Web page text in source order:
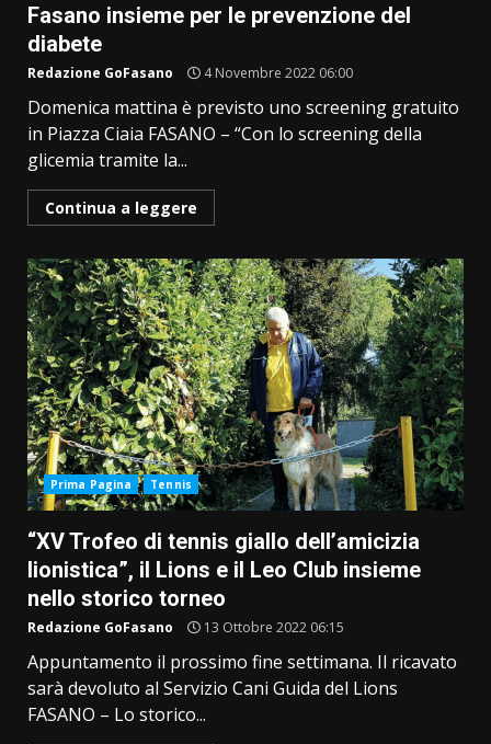
Fasano insieme per le prevenzione del
diabete
Redazione GoFasano 4 Novembre 2022 06:00
Domenica mattina è previsto uno screening gratuito
in Piazza Ciaia FASANO – “Con lo screening della
glicemia tramite la...
Continua a leggere
Prima Pagina Tennis
“XV Trofeo di tennis giallo dell’amicizia
lionistica”, il Lions e il Leo Club insieme
nello storico torneo
Redazione GoFasano 13 Ottobre 2022 06:15
Appuntamento il prossimo fine settimana. Il ricavato
sarà devoluto al Servizio Cani Guida del Lions
FASANO – Lo storico...